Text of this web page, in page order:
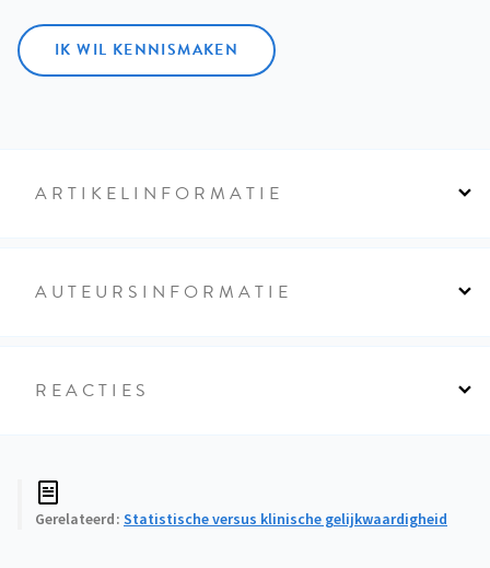
IK WIL KENNISMAKEN
ARTIKELINFORMATIE
AUTEURSINFORMATIE
REACTIES
Gerelateerd Statistische versus klinische gelijkwaardigheid